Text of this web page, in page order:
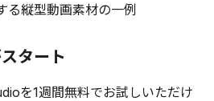
縦型動画素材の一例
タート
を1週間無料でお試しいただけ